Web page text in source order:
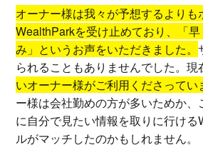
オーナー様は我々が予想するよりも
WealthParkを受け止めており、「
み」というお声をいただきました。
られることもありませんでした。現
いオーナー様がご利用くださってい
ー様は会社勤めの方が多いためか、
に自分で見たい情報を取りに行ける
ルがマッチしたのかもしれません。